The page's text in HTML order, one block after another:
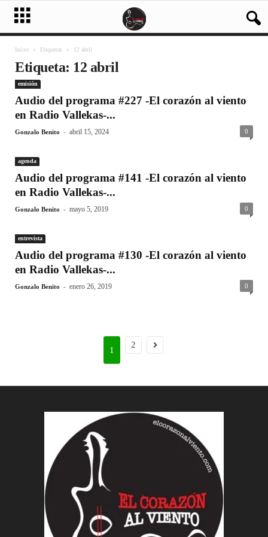
Inicio Etiquetas 12 abril
Etiqueta: 12 abril
emisión
Audio del programa #227 -El corazón al viento
en Radio Vallekas-...
Gonzalo Benito - abril 15, 2024 0
agenda
Audio del programa #141 -El corazón al viento
en Radio Vallekas-...
Gonzalo Benito - mayo 5, 2019 0
entrevista
Audio del programa #130 -El corazón al viento
en Radio Vallekas-...
Gonzalo Benito - enero 26, 2019 0
1
2